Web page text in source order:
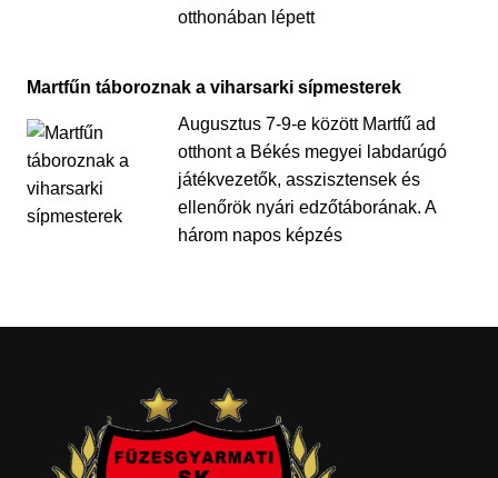
otthonában lépett
Martfűn táboroznak a viharsarki sípmesterek
Augusztus 7-9-e között Martfű ad
otthont a Békés megyei labdarúgó
játékvezetők, asszisztensek és
ellenőrök nyári edzőtáborának. A
három napos képzés